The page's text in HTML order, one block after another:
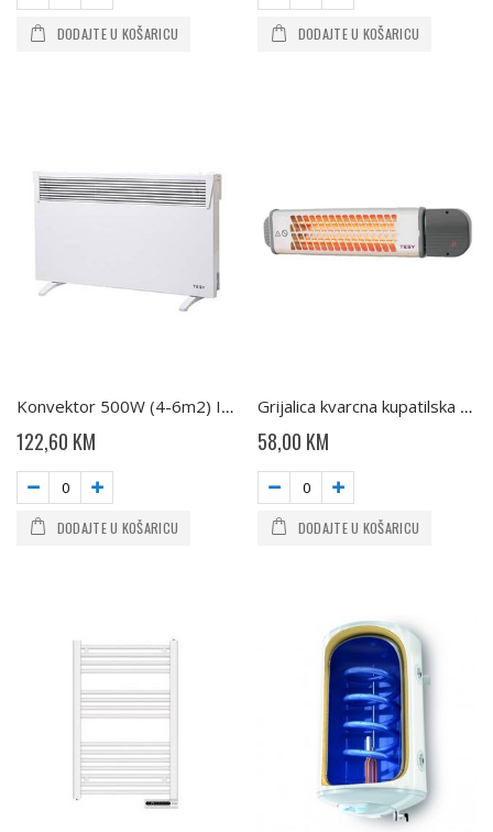
DODAJTE U KOŠARICU DODAJTE U KOŠARICU
Konvektor 500W (4-6m2) IP24 (CN03 050 MIS F) TESY
122,60 KM
DODAJTE U KOŠARICU
Grijalica kvarcna kupatilska QH04 120 Tesy
58,00 KM
DODAJTE U KOŠARICU